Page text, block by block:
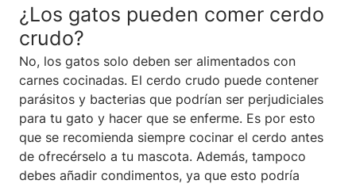
¿Los gatos pueden comer cerdo
crudo?
No, los gatos solo deben ser alimentados con
carnes cocinadas. El cerdo crudo puede contener
parásitos y bacterias que podrían ser perjudiciales
para tu gato y hacer que se enferme. Es por esto
que se recomienda siempre cocinar el cerdo antes
de ofrecérselo a tu mascota. Además, tampoco
debes añadir condimentos, ya que esto podría